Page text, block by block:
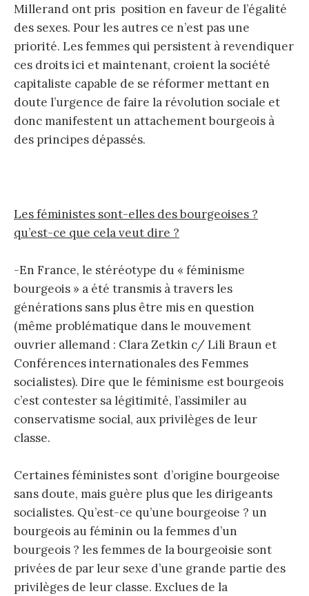
Millerand ont pris position en faveur de l’égalité
des sexes. Pour les autres ce n’est pas une
priorité. Les femmes qui persistent à revendiquer
ces droits ici et maintenant, croient la société
capitaliste capable de se réformer mettant en
doute l’urgence de faire la révolution sociale et
donc manifestent un attachement bourgeois à
des principes dépassés.
Les féministes sont-elles des bourgeoises ?
qu’est-ce que cela veut dire ?
-En France, le stéréotype du « féminisme
bourgeois » a été transmis à travers les
générations sans plus être mis en question
(même problématique dans le mouvement
ouvrier allemand : Clara Zetkin c/ Lili Braun et
Conférences internationales des Femmes
socialistes). Dire que le féminisme est bourgeois
c’est contester sa légitimité, l’assimiler au
conservatisme social, aux privilèges de leur
classe.
Certaines féministes sont d’origine bourgeoise
sans doute, mais guère plus que les dirigeants
socialistes. Qu’est-ce qu’une bourgeoise ? un
bourgeois au féminin ou la femmes d’un
bourgeois ? les femmes de la bourgeoisie sont
privées de par leur sexe d’une grande partie des
privilèges de leur classe. Exclues de la